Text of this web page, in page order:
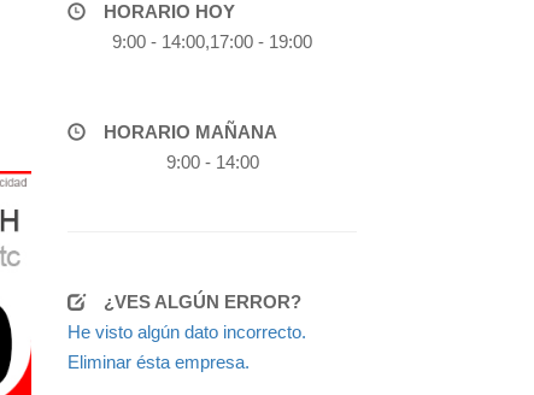
HORARIO HOY
9:00 - 14:00,17:00 - 19:00
HORARIO MAÑANA
9:00 - 14:00
¿VES ALGÚN ERROR?
He visto algún dato incorrecto.
Eliminar ésta empresa.